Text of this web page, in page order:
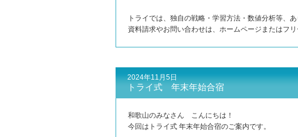
トライでは、独自の戦略・学習方法・数値分析等、
資料請求やお問い合わせは、ホームページまたはフ
2024年11月5日
トライ式 年末年始合宿
和歌山のみなさん こんにちは！
今回はトライ式 年末年始合宿のご案内です。